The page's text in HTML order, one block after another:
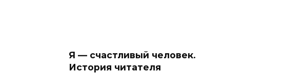
Я — счастливый человек.
История читателя